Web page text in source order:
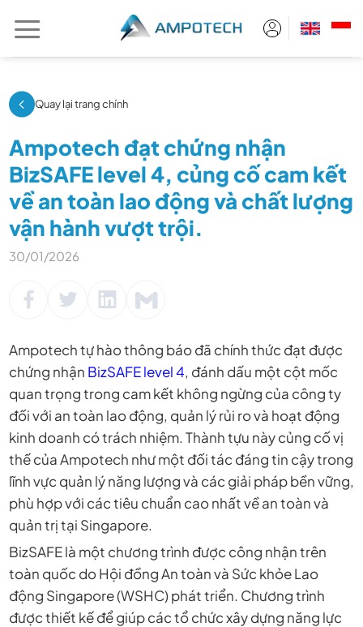
đến
Quay lại trang chính
Ampotech đạt chứng nhận
BizSAFE level 4, củng cố cam kết
về an toàn lao động và chất lượng
vận hành vượt trội.
30/01/2026
Ampotechtự hào thông báo đã chính thức đạt được
chứng nhận BizSAFE level 4, đánh dấu một cột mốc
quan trọng trong cam kết không ngừng của công ty
đối với an toàn lao động, quản lý rủi ro và hoạt động
kinh doanh có trách nhiệm. Thành tựu này củng cố vị
thế của Ampotech như một đối tác đáng tin cậy trong
lĩnh vực quản lý năng lượng và các giải pháp bền vững,
phù hợp với các tiêu chuẩn cao nhất về an toàn và
quản trị tại Singapore.
BizSAFE là một chương trình được công nhận trên
toàn quốc do Hội đồng An toàn và Sức khỏe Lao
động Singapore (WSHC) phát triển. Chương trình
được thiết kế để giúp các tổ chức xây dựng năng lực